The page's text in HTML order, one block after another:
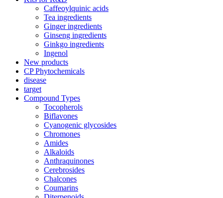
Caffeoylquinic acids
Tea ingredients
Ginger ingredients
Ginseng ingredients
Ginkgo ingredients
Ingenol
New products
CP Phytochemicals
disease
target
Compound Types
Tocopherols
Biflavones
Cyanogenic glycosides
Chromones
Amides
Alkaloids
Anthraquinones
Cerebrosides
Chalcones
Coumarins